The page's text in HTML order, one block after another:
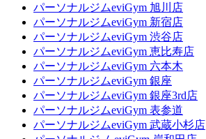
パーソナルジムeviGym 旭川店
パーソナルジムeviGym 新宿店
パーソナルジムeviGym 渋谷店
パーソナルジムeviGym 恵比寿店
パーソナルジムeviGym 六本木
パーソナルジムeviGym 銀座
パーソナルジムeviGym 銀座3rd店
パーソナルジムeviGym 表参道
パーソナルジムeviGym 武蔵小杉店